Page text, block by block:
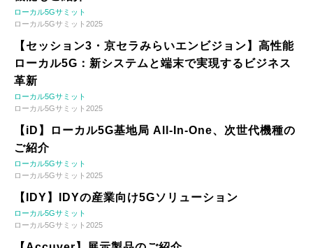
ローカル5Gサミット
ローカル5Gサミット2025
【セッション3・京セラみらいエンビジョン】高性能
ローカル5G：新システムと端末で実現するビジネス
革新
ローカル5Gサミット
ローカル5Gサミット2025
【iD】ローカル5G基地局 All-In-One、次世代機種の
ご紹介
ローカル5Gサミット
ローカル5Gサミット2025
【IDY】IDYの産業向け5Gソリューション
ローカル5Gサミット
ローカル5Gサミット2025